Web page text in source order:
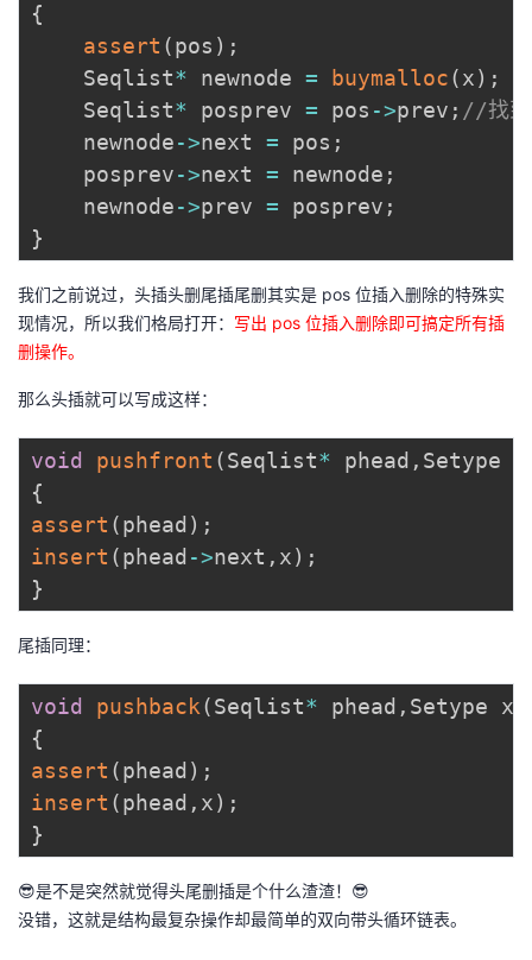
{
assert (pos ) ;
	Seqlist
* newnode = buymalloc(x) ;
	Seqlist
* posprev = pos ->prev ; //找到
	newnode
->next = pos ;
	posprev
->next = newnode ;
	newnode
->prev = posprev ;
}
我们之前说过，头插头删尾插尾删其实是 pos 位插入删除的特殊实
现情况，所以我们格局打开： 写出 pos 位插入删除即可搞定所有插
删操作。
那么头插就可以写成这样：
void pushfront (Seqlist* phead , Setype x
{
assert (phead) ;
insert (phead->next , x) ;
}
尾插同理：
void pushback(Seqlist* phead , Setype x
{
assert (phead) ;
insert (phead , x) ;
}
😎是不是突然就觉得头尾删插是个什么渣渣！😎
没错，这就是结构最复杂操作却最简单的双向带头循环链表。